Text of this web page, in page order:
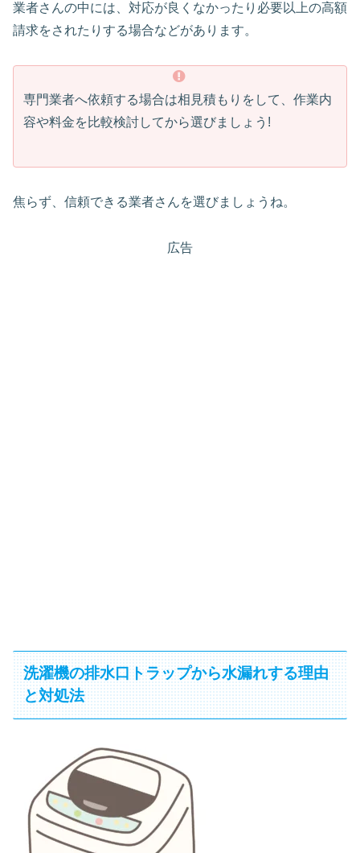
業者さんの中には、対応が良くなかったり必要以上の高額
請求をされたりする場合などがあります。
専門業者へ依頼する場合は相見積もりをして、作業内
容や料金を比較検討してから選びましょう!
焦らず、信頼できる業者さんを選びましょうね。
広告
洗濯機の排水口トラップから水漏れする理由
と対処法